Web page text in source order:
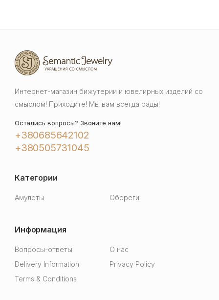
Интернет-магазин бижутерии и ювелирных изделий со
смыслом! Приходите! Мы вам всегда рады!
Остались вопросы? Звоните нам!
+380685642102
+380505731045
Категории
Амулеты Обереги
Информация
Вопросы-ответы
О нас
Delivery Information
Privacy Policy
Terms & Conditions